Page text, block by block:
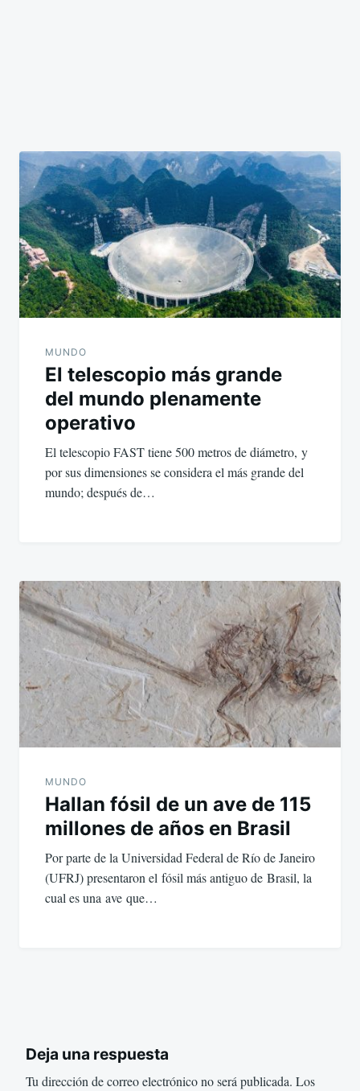
MUNDO
El telescopio más grande
del mundo plenamente
operativo
El telescopio FAST tiene 500 metros de diámetro, y
por sus dimensiones se considera el más grande del
mundo; después de…
MUNDO
Hallan fósil de un ave de 115
millones de años en Brasil
Por parte de la Universidad Federal de Río de Janeiro
(UFRJ) presentaron el fósil más antiguo de Brasil, la
cual es una ave que…
Deja una respuesta
Tu dirección de correo electrónico no será publicada. Los